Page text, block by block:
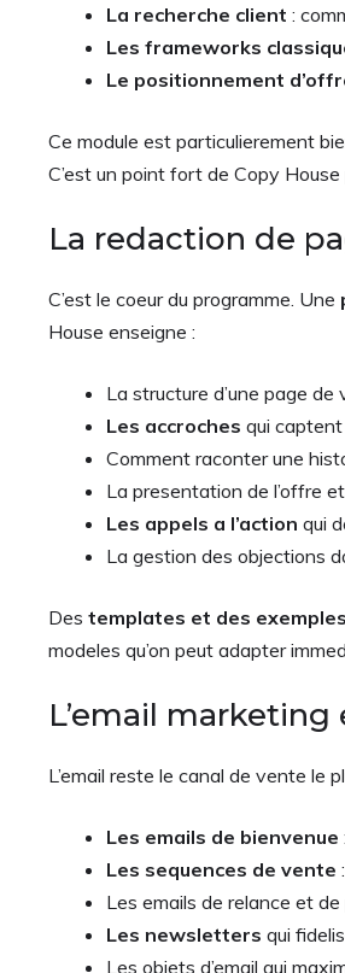
La recherche client :
Les frameworks
Le positionnement
Ce module est particulierement
C’est un point fort de Copy
La redaction de
C’est le coeur du programme. Une
House enseigne :
La structure d’une page
Les accroches qui
Comment raconter une
La presentation de l’offre
Les appels a l’action qui
La gestion des objections
Des templates et des
modeles qu’on peut adapter
L’email
L’email reste le canal de vente le
Les emails de bienvenue
Les sequences de vente
Les emails de relance et
Les newsletters qui
Les objets d’email qui